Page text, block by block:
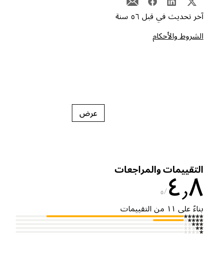
تحديث في قبل ٥٦ سنة
والأحكام
عرض
والمراجعات
٥
على ١١ من التقييمات